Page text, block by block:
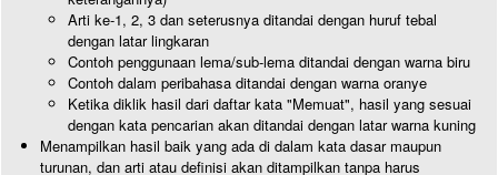
Arti ke-1, 2, 3 dan seterusnya ditandai dengan huruf tebal
dengan latar lingkaran
Contoh penggunaan lema/sub-lema ditandai dengan warna biru
Contoh dalam peribahasa ditandai dengan warna oranye
Ketika diklik hasil dari daftar kata "Memuat", hasil yang sesuai
dengan kata pencarian akan ditandai dengan latar warna kuning
Menampilkan hasil baik yang ada di dalam kata dasar maupun
turunan, dan arti atau definisi akan ditampilkan tanpa harus